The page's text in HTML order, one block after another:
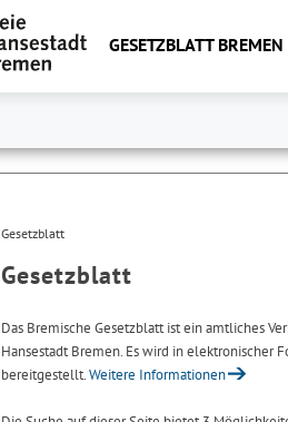
GESETZBLATT BREMEN
Gesetzblatt
Gesetzblatt
Das Bremische Gesetzblatt ist ein amtliches
Hansestadt Bremen. Es wird in elektronischer
bereitgestellt.Weitere Informationen